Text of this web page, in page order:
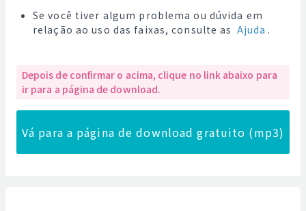
Se você tiver algum problema ou dúvida em
relação ao uso das faixas, consulte as Ajuda .
Depois de confirmar o acima, clique no link abaixo para
ir para a página de download.
Vá para a página de download gratuito (mp3)